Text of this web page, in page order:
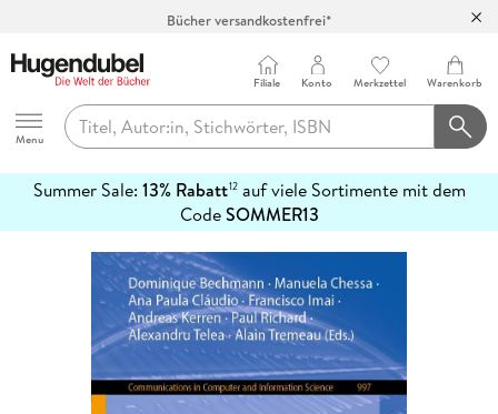
Bücher versandkostenfrei*
Abholung in über 100 Filialen
Hugendubel
Menu
Filiale Konto Merkzettel Warenkorb
Summer Sale: 13% Rabatt12auf viele Sortimente mit dem
CodeSOMMER13
erfahren